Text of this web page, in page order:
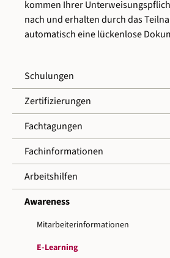
kommen Ihrer
nach und erhalten durch das
automatisch eine lückenlose
Schulungen
Zertifizierungen
Fachtagungen
Fachinformationen
Arbeitshilfen
Awareness
Mitarbeiterinformationen
E-Learning